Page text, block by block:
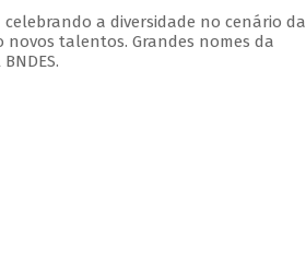
a diversidade no cenário da
talentos. Grandes nomes da